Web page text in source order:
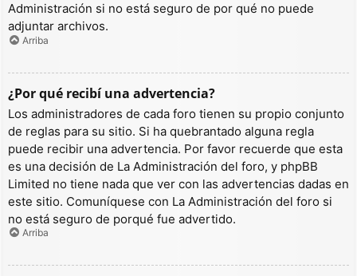
Administración si no está seguro de por qué no puede
adjuntar archivos.
Arriba
¿Por qué recibí una advertencia?
Los administradores de cada foro tienen su propio conjunto
de reglas para su sitio. Si ha quebrantado alguna regla
puede recibir una advertencia. Por favor recuerde que esta
es una decisión de La Administración del foro, y phpBB
Limited no tiene nada que ver con las advertencias dadas en
este sitio. Comuníquese con La Administración del foro si
no está seguro de porqué fue advertido.
Arriba